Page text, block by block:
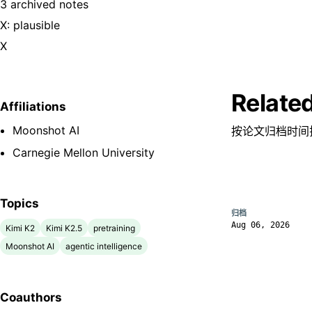
3 archived notes
X: plausible
X
Affiliations
Moonshot AI
Carnegie Mellon University
Topics
Kimi K2 Kimi K2.5
pretraining
Moonshot AI
agentic intelligence
Coauthors
按论文归档时
归档
Aug 06, 2026